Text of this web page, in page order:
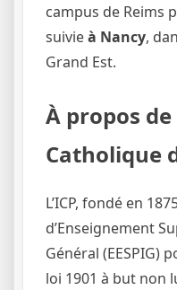
campus de Reims
suivieà Nancy,
Grand Est.
À propos
Catholique
L’ICP, fondé en
d’Enseignement
Général (EESPIG)
loi 1901 à but non